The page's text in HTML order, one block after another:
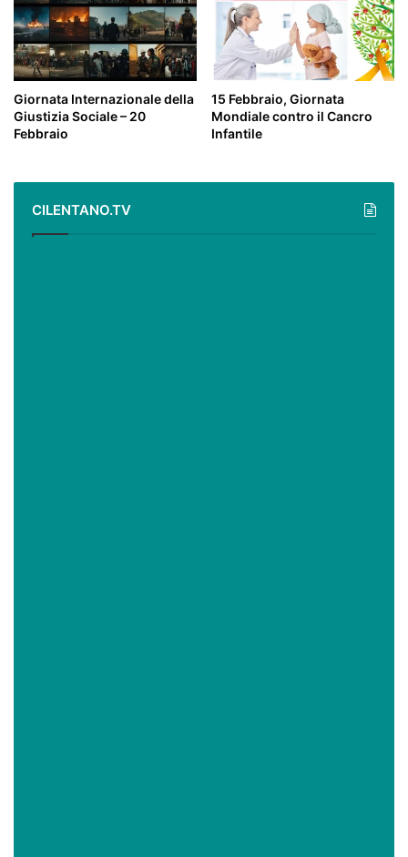
Giornata Internazionale della
Giustizia Sociale – 20
Febbraio
15 Febbraio, Giornata
Mondiale contro il Cancro
Infantile
CILENTANO.TV